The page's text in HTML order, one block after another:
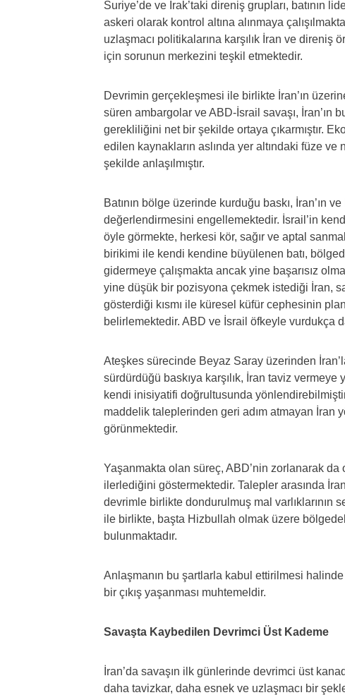
Suriye’de ve Irak’taki direniş grupları, batının
askeri olarak kontrol altına alınmaya
uzlaşmacı politikalarına karşılık İran ve direniş
için sorunun merkezini teşkil etmektedir.
Devrimin gerçekleşmesi ile birlikte İran’ın
süren ambargolar ve ABD-İsrail savaşı, İran’ın
gerekliliğini net bir şekilde ortaya çıkarmıştır.
edilen kaynakların aslında yer altındaki füze ve
şekilde anlaşılmıştır.
Batının bölge üzerinde kurduğu baskı, İran’ın
değerlendirmesini engellemektedir. İsrail’in
öyle görmekte, herkesi kör, sağır ve aptal
birikimi ile kendi kendine büyülenen batı,
gidermeye çalışmakta ancak yine başarısız
yine düşük bir pozisyona çekmek istediği İran,
gösterdiği kısmı ile küresel küfür cephesinin
belirlemektedir. ABD ve İsrail öfkeyle vurdukça
Ateşkes sürecinde Beyaz Saray üzerinden
sürdürdüğü baskıya karşılık, İran taviz
kendi inisiyatifi doğrultusunda
maddelik taleplerinden geri adım atmayan İran
görünmektedir.
Yaşanmakta olan süreç, ABD’nin zorlanarak da
ilerlediğini göstermektedir. Talepler arasında
devrimle birlikte dondurulmuş mal varlıklarının
ile birlikte, başta Hizbullah olmak üzere
bulunmaktadır.
Anlaşmanın bu şartlarla kabul ettirilmesi
bir çıkış yaşanması muhtemeldir.
Savaşta Kaybedilen Devrimci Üst Kademe
İran’da savaşın ilk günlerinde devrimci üst
daha tavizkar, daha esnek ve uzlaşmacı bir